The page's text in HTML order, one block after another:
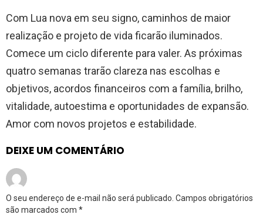
Com Lua nova em seu signo, caminhos de maior
realização e projeto de vida ficarão iluminados.
Comece um ciclo diferente para valer. As próximas
quatro semanas trarão clareza nas escolhas e
objetivos, acordos financeiros com a família, brilho,
vitalidade, autoestima e oportunidades de expansão.
Amor com novos projetos e estabilidade.
DEIXE UM COMENTÁRIO
O seu endereço de e-mail não será publicado. Campos obrigatórios
são marcados com *